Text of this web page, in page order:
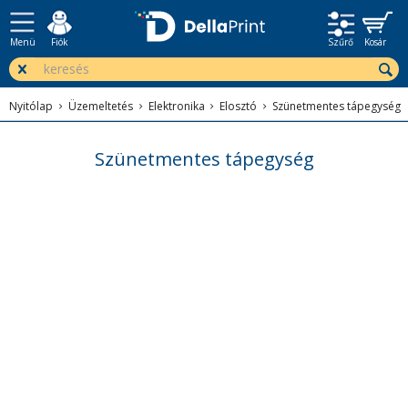
Menü Fiók Szűrő Kosár
Nyitólap Üzemeltetés Elektronika Elosztó Szünetmentes tápegység
Szünetmentes tápegység